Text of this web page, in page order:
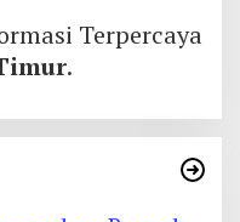
Terpercaya
.